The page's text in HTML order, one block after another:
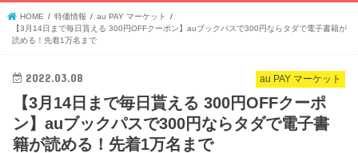
HOME 特価情報
au PAY マーケット
【3月14日まで毎日貰える 300円OFFクーポン】auブックパスで300円ならタダで電子書籍が
読める！先着1万名まで
au PAY マーケット
2022.03.08
【3月14日まで毎日貰える 300円OFFクーポ
ン】auブックパスで300円ならタダで電子書
籍が読める！先着1万名まで